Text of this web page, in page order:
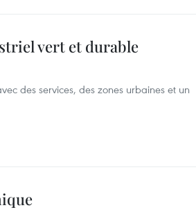
vert et durable
des services, des zones urbaines et un